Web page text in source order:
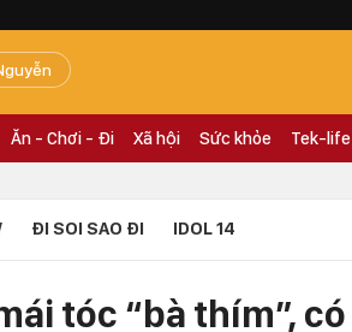
Ăn - Chơi - Đi Xã hội Sức khỏe Tek-life
ĐI SOI SAO ĐI IDOL 14
tóc “bà thím”, có